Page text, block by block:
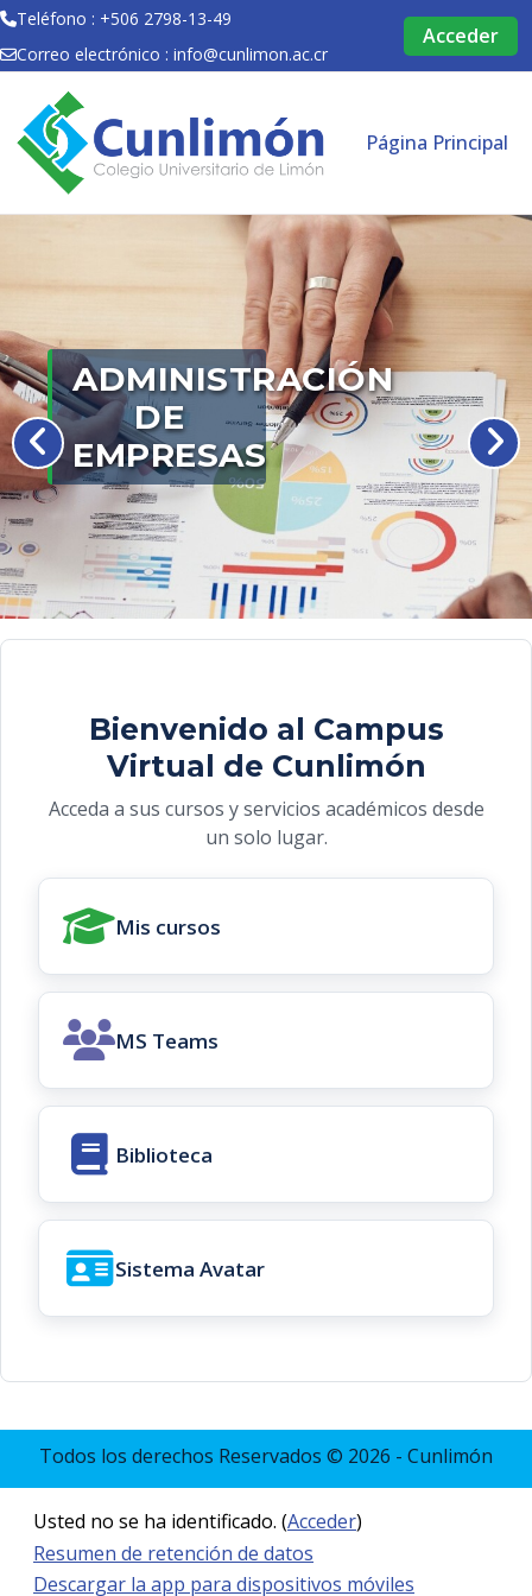
Teléfono : +506 2798-13-49
Correo electrónico : info@cunlimon.ac.cr
Acceder
Página Principal
ADMINISTRACIÓN
DE
EMPRESAS
Bienvenido al Campus
Virtual de Cunlimón
Acceda a sus cursos y servicios académicos desde
un solo lugar.
Mis cursos
MS Teams
Biblioteca
Sistema Avatar
Todos los derechos Reservados © 2026 - Cunlimón
Usted no se ha identificado. (Acceder)
Resumen de retención de datos
Descargar la app para dispositivos móviles